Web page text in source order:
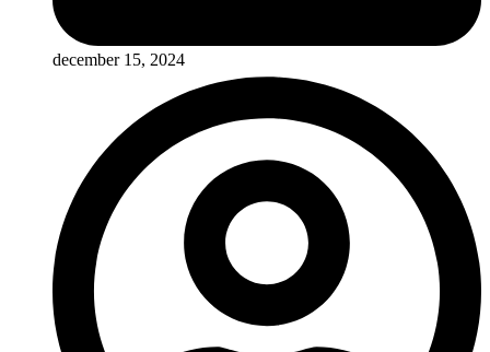
december 15, 2024